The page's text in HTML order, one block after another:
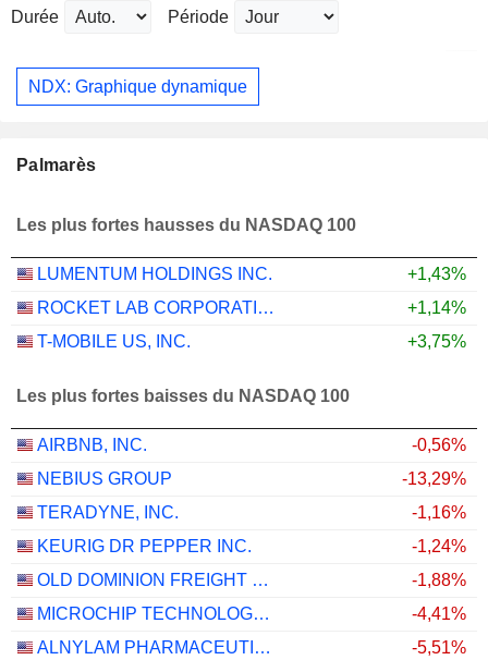
Durée Période
NDX: Graphique dynamique
Palmarès
Les plus fortes hausses du NASDAQ 100
LUMENTUM HOLDINGS INC.
+1,43%
ROCKET LAB CORPORATION
+1,14%
T-MOBILE US, INC.
+3,75%
Les plus fortes baisses du NASDAQ 100
AIRBNB, INC.
-0,56%
NEBIUS GROUP
-13,29%
TERADYNE, INC.
-1,16%
KEURIG DR PEPPER INC.
-1,24%
OLD DOMINION FREIGHT LINE, INC.
-1,88%
MICROCHIP TECHNOLOGY INCORPORATED
-4,41%
ALNYLAM PHARMACEUTICALS, INC.
-5,51%